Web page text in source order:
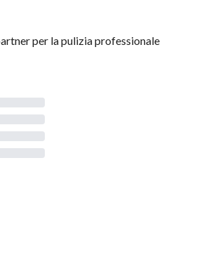
per la pulizia professionale